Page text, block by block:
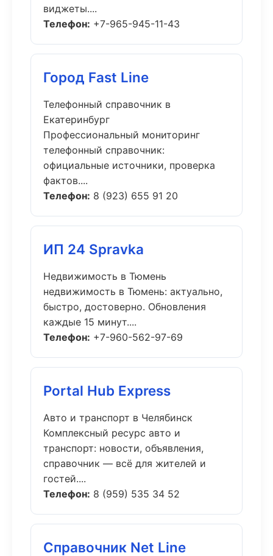
виджеты....
Телефон: +7-965-945-11-43
Город Fast Line
Телефонный справочник в
Екатеринбург
Профессиональный мониторинг
телефонный справочник:
официальные источники, проверка
фактов....
Телефон: 8 (923) 655 91 20
ИП 24 Spravka
Недвижимость в Тюмень
недвижимость в Тюмень: актуально,
быстро, достоверно. Обновления
каждые 15 минут....
Телефон: +7-960-562-97-69
Portal Hub Express
Авто и транспорт в Челябинск
Комплексный ресурс авто и
транспорт: новости, объявления,
справочник — всё для жителей и
гостей....
Телефон: 8 (959) 535 34 52
Справочник Net Line